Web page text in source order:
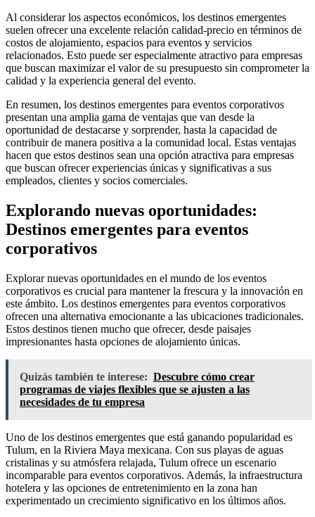
Al considerar los aspectos económicos, los destinos emergentes
suelen ofrecer una excelente relación calidad-precio en términos de
costos de alojamiento, espacios para eventos y servicios
relacionados. Esto puede ser especialmente atractivo para empresas
que buscan maximizar el valor de su presupuesto sin comprometer la
calidad y la experiencia general del evento.
En resumen, los destinos emergentes para eventos corporativos
presentan una amplia gama de ventajas que van desde la
oportunidad de destacarse y sorprender, hasta la capacidad de
contribuir de manera positiva a la comunidad local. Estas ventajas
hacen que estos destinos sean una opción atractiva para empresas
que buscan ofrecer experiencias únicas y significativas a sus
empleados, clientes y socios comerciales.
Explorando nuevas oportunidades:
Destinos emergentes para eventos
corporativos
Explorar nuevas oportunidades en el mundo de los eventos
corporativos es crucial para mantener la frescura y la innovación en
este ámbito. Los destinos emergentes para eventos corporativos
ofrecen una alternativa emocionante a las ubicaciones tradicionales.
Estos destinos tienen mucho que ofrecer, desde paisajes
impresionantes hasta opciones de alojamiento únicas.
Quizás también te interese: Descubre cómo crear
programas de viajes flexibles que se ajusten a las
necesidades de tu empresa
Uno de los destinos emergentes que está ganando popularidad es
Tulum, en la Riviera Maya mexicana. Con sus playas de aguas
cristalinas y su atmósfera relajada, Tulum ofrece un escenario
incomparable para eventos corporativos. Además, la infraestructura
hotelera y las opciones de entretenimiento en la zona han
experimentado un crecimiento significativo en los últimos años.